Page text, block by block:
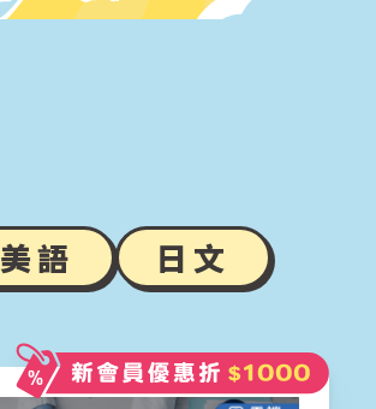
美語 日文